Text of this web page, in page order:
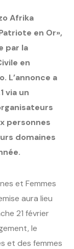
Afrika
en Or»,
par la
en
L’annonce a
via un
personnes
domaines
et Femmes
aura lieu
21 février
le
et des femmes